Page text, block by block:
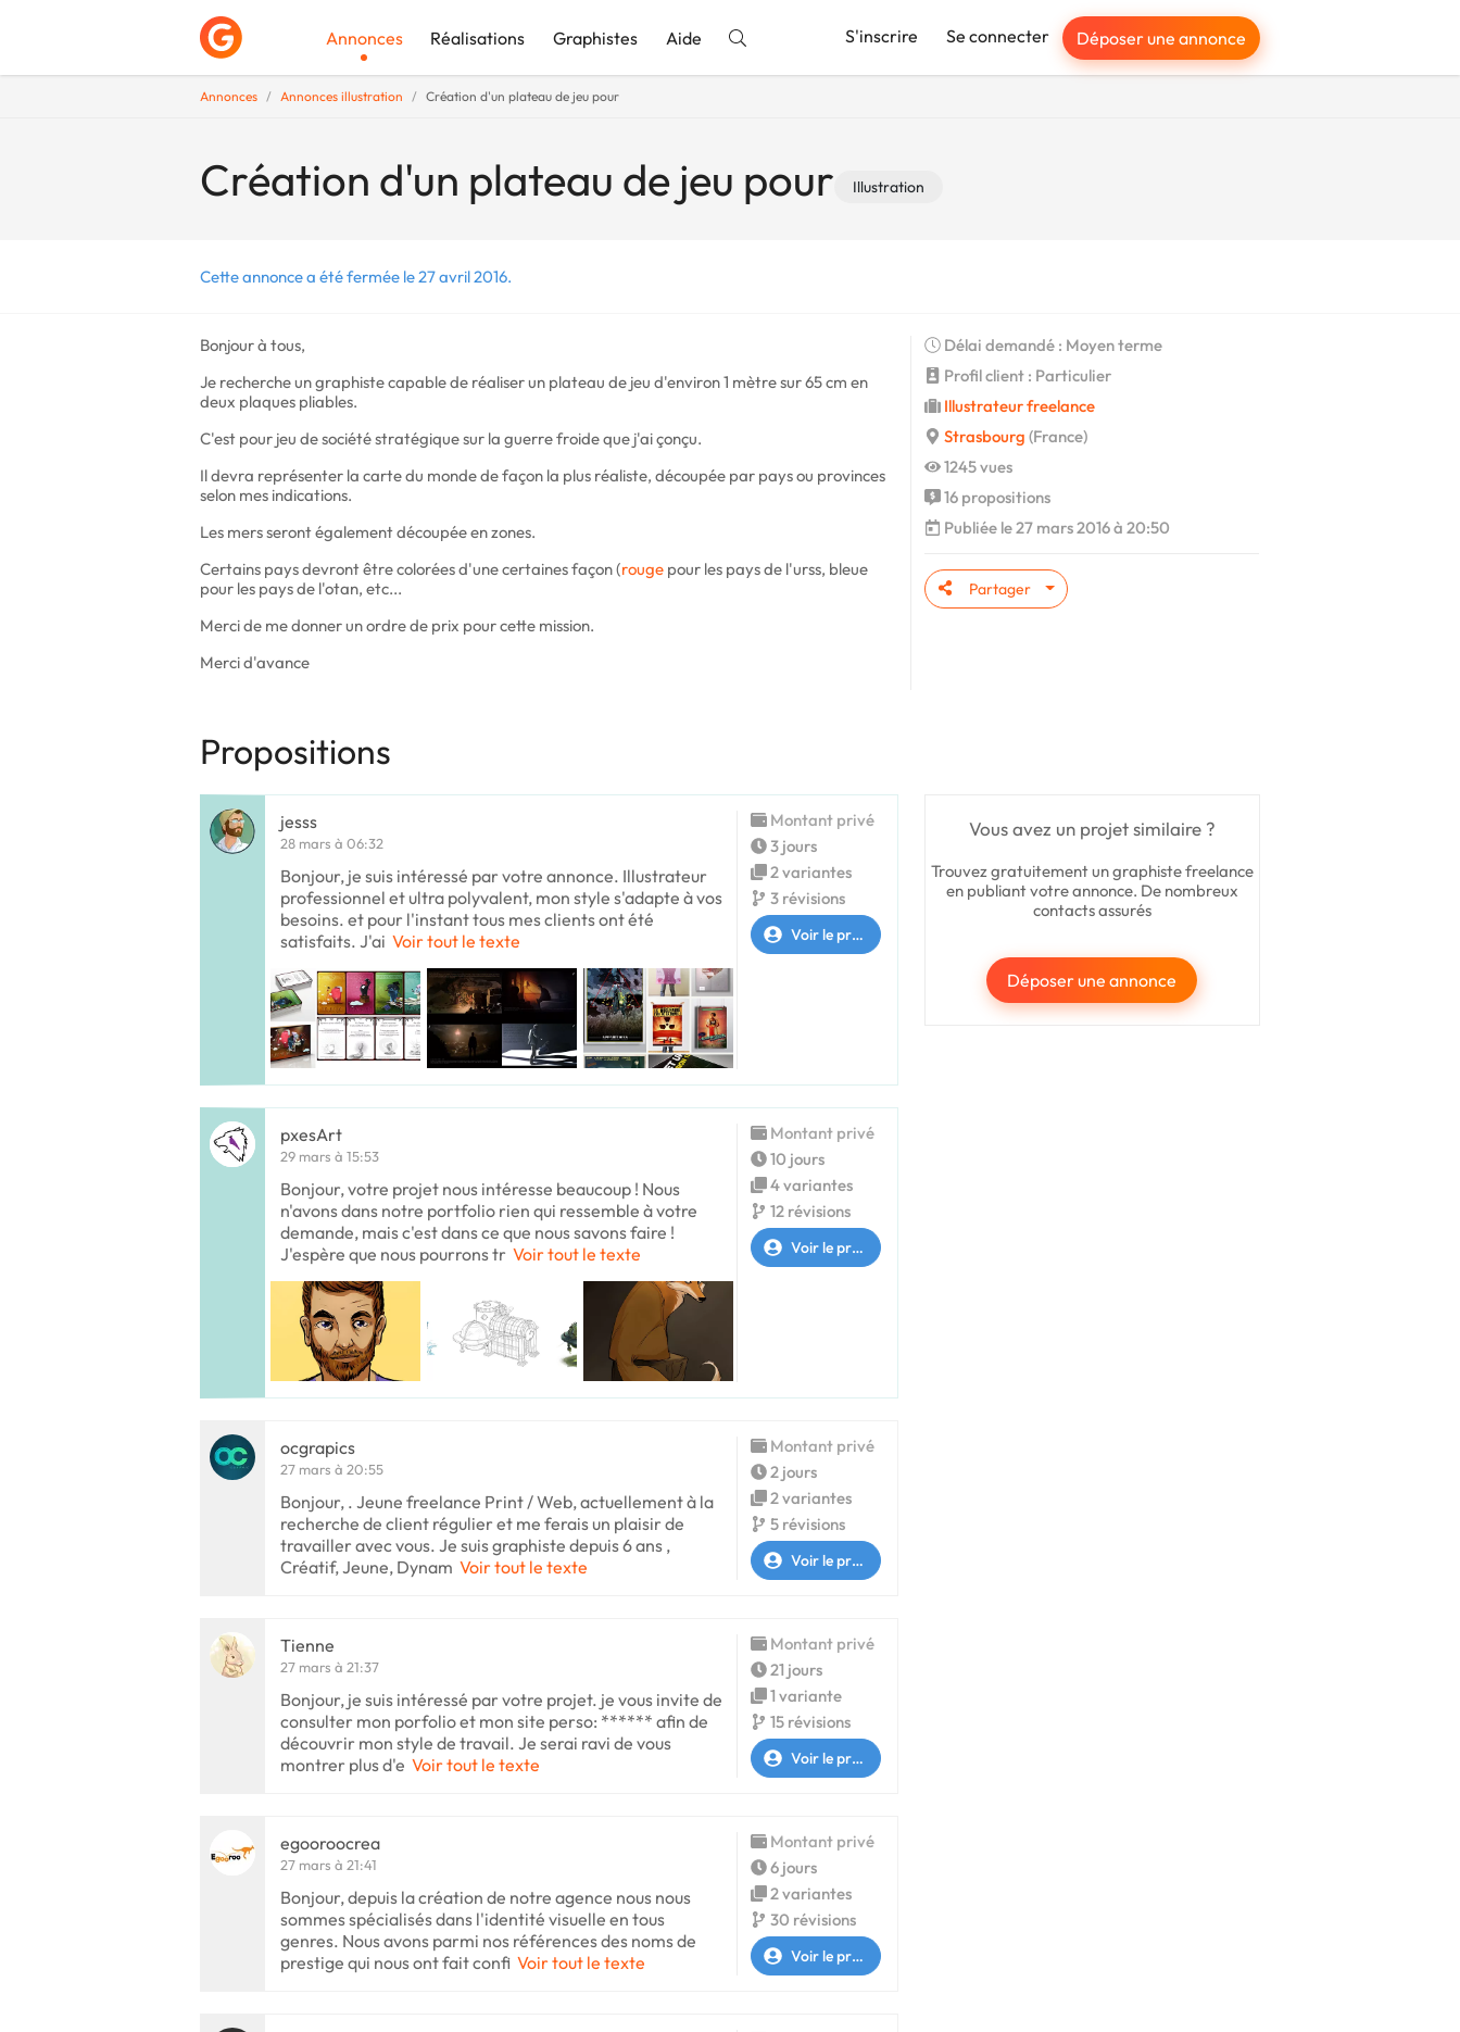
Annonces Réalisations Graphistes Aide S'inscrire Se connecter Déposer une annonce
Annonces Annonces illustration Création d'un plateau de jeu pour
Création d'un plateau de jeu pour Illustration
Cette annonce a été fermée le 27 avril 2016.
Bonjour à tous,
Je recherche un graphiste capable de réaliser un plateau de jeu d'environ 1 mètre sur 65 cm en
deux plaques pliables.
C'est pour jeu de société stratégique sur la guerre froide que j'ai çonçu.
Il devra représenter la carte du monde de façon la plus réaliste, découpée par pays ou provinces
selon mes indications.
Les mers seront également découpée en zones.
Certains pays devront être colorées d'une certaines façon (rouge pour les pays de l'urss, bleue
pour les pays de l'otan, etc...
Merci de me donner un ordre de prix pour cette mission.
Merci d'avance
Délai demandé : Moyen terme
Profil client : Particulier
Illustrateur freelance
Strasbourg (France)
1245 vues
16 propositions
Publiée le 27 mars 2016 à 20:50
Partager
Propositions
Vous avez un projet similaire ?
Trouvez gratuitement un graphiste freelance
en publiant votre annonce. De nombreux
contacts assurés
Déposer une annonce
jesss
28 mars à 06:32
Bonjour, je suis intéressé par votre annonce. Illustrateur
professionnel et ultra polyvalent, mon style s'adapte à vos
besoins. et pour l'instant tous mes clients ont été
satisfaits. J'ai Voir tout le texte
Montant privé
3 jours
2 variantes
3 révisions
Voir le profil
pxesArt
29 mars à 15:53
Bonjour, votre projet nous intéresse beaucoup ! Nous
n'avons dans notre portfolio rien qui ressemble à votre
demande, mais c'est dans ce que nous savons faire !
J'espère que nous pourrons tr Voir tout le texte
Montant privé
10 jours
4 variantes
12 révisions
Voir le profil
ocgrapics
27 mars à 20:55
Bonjour, . Jeune freelance Print / Web, actuellement à la
recherche de client régulier et me ferais un plaisir de
travailler avec vous. Je suis graphiste depuis 6 ans ,
Créatif, Jeune, Dynam Voir tout le texte
Montant privé
2 jours
2 variantes
5 révisions
Voir le profil
Tienne
27 mars à 21:37
Bonjour, je suis intéressé par votre projet. je vous invite de
consulter mon porfolio et mon site perso: ****** afin de
découvrir mon style de travail. Je serai ravi de vous
montrer plus d'e Voir tout le texte
Montant privé
21 jours
1 variante
15 révisions
Voir le profil
egooroocrea
27 mars à 21:41
Bonjour, depuis la création de notre agence nous nous
sommes spécialisés dans l'identité visuelle en tous
genres. Nous avons parmi nos références des noms de
prestige qui nous ont fait confi Voir tout le texte
Montant privé
6 jours
2 variantes
30 révisions
Voir le profil